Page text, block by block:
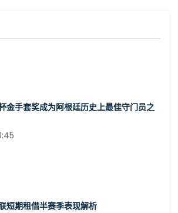
金手套奖成为阿根廷历史上最佳守门员之
短期租借半赛季表现解析